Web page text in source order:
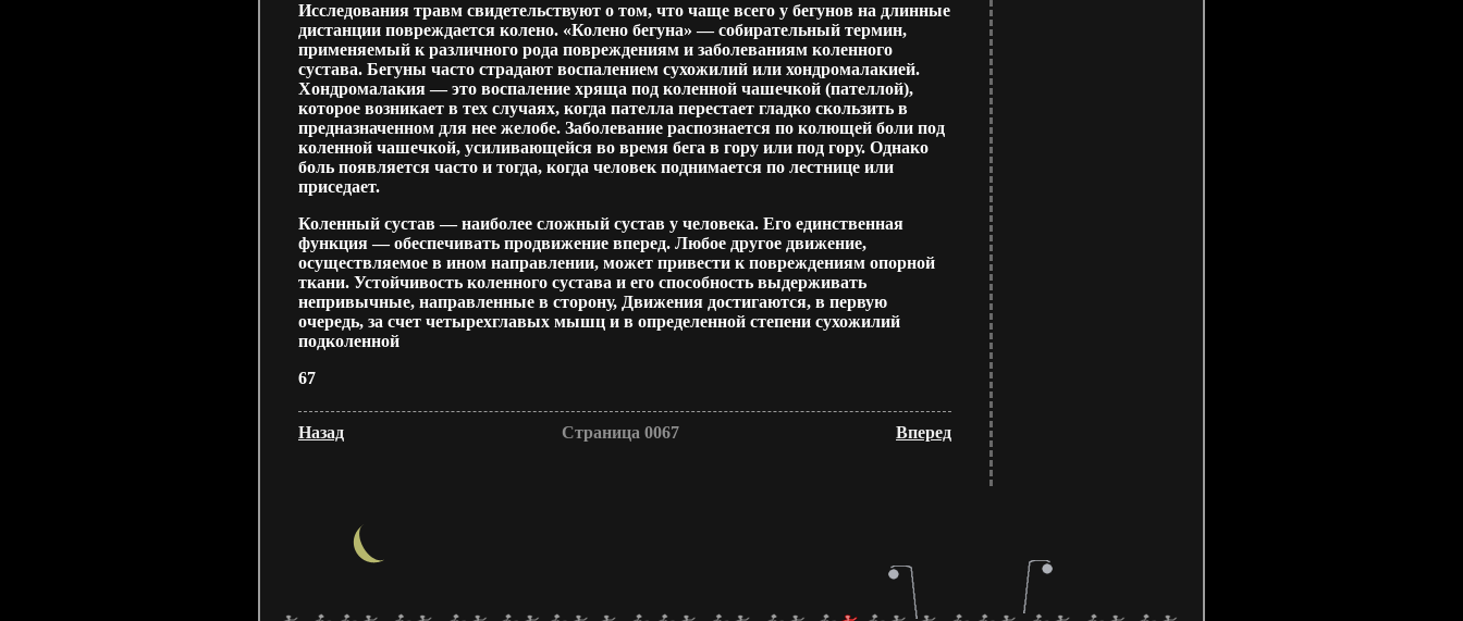
Исследования травм свидетельствуют о том, что чаще всего у бегунов на длинные
дистанции повреждается колено. «Колено бегуна» — собирательный термин,
применяемый к различного рода повреждениям и заболеваниям коленного
сустава. Бегуны часто страдают воспалением сухожилий или хондромалакией.
Хондромалакия — это воспаление хряща под коленной чашечкой (пателлой),
которое возникает в тех случаях, когда пателла перестает гладко скользить в
предназначенном для нее желобе. Заболевание распознается по колющей боли под
коленной чашечкой, усиливающейся во время бега в гору или под гору. Однако
боль появляется часто и тогда, когда человек поднимается по лестнице или
приседает.
Коленный сустав — наиболее сложный сустав у человека. Его единственная
функция — обеспечивать продвижение вперед. Любое другое движение,
осуществляемое в ином направлении, может привести к повреждениям опорной
ткани. Устойчивость коленного сустава и его способность выдерживать
непривычные, направленные в сторону, Движения достигаются, в первую
очередь, за счет четырехглавых мышц и в определенной степени сухожилий
подколенной
67
Назад Страница 0067 Вперед